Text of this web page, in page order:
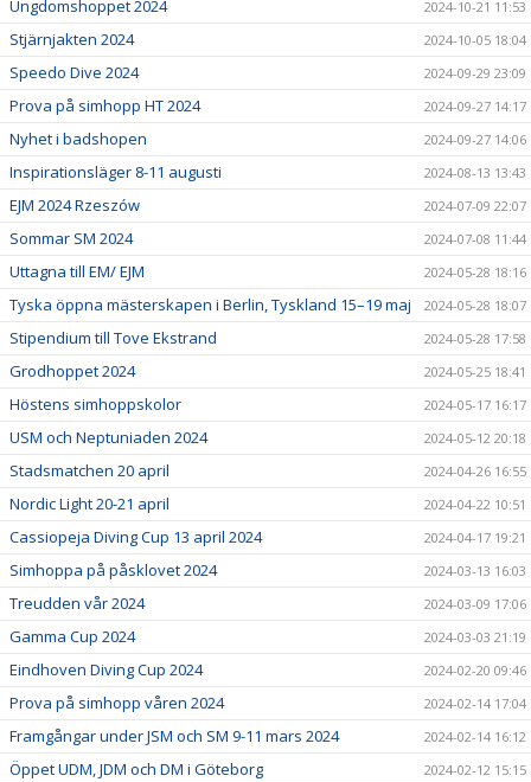
Ungdomshoppet 2024 2024-10-21 11:53
Stjärnjakten 2024 2024-10-05 18:04
Speedo Dive 2024 2024-09-29 23:09
Prova på simhopp HT 2024 2024-09-27 14:17
Nyhet i badshopen 2024-09-27 14:06
Inspirationsläger 8-11 augusti 2024-08-13 13:43
EJM 2024 Rzeszów 2024-07-09 22:07
Sommar SM 2024 2024-07-08 11:44
Uttagna till EM/ EJM 2024-05-28 18:16
Tyska öppna mästerskapen i Berlin, Tyskland 15–19 maj 2024-05-28 18:07
Stipendium till Tove Ekstrand 2024-05-28 17:58
Grodhoppet 2024 2024-05-25 18:41
Höstens simhoppskolor 2024-05-17 16:17
USM och Neptuniaden 2024 2024-05-12 20:18
Stadsmatchen 20 april 2024-04-26 16:55
Nordic Light 20-21 april 2024-04-22 10:51
Cassiopeja Diving Cup 13 april 2024 2024-04-17 19:21
Simhoppa på påsklovet 2024 2024-03-13 16:03
Treudden vår 2024 2024-03-09 17:06
Gamma Cup 2024 2024-03-03 21:19
Eindhoven Diving Cup 2024 2024-02-20 09:46
Prova på simhopp våren 2024 2024-02-14 17:04
Framgångar under JSM och SM 9-11 mars 2024 2024-02-14 16:12
Öppet UDM, JDM och DM i Göteborg 2024-02-12 15:15